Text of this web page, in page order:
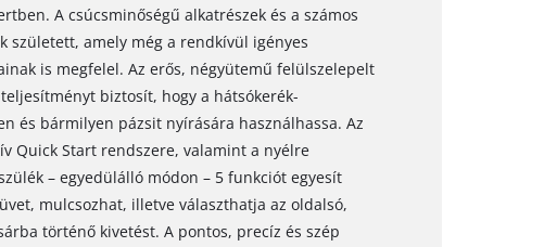
A csúcsminőségű alkatrészek és a számos
született, amely még a rendkívül igényes
is megfelel. Az erős, négyütemű felülszelepelt
biztosít, hogy a hátsókerék-
és bármilyen pázsit nyírására használhassa. Az
Quick Start rendszere, valamint a nyélre
– egyedülálló módon – 5 funkciót egyesít
mulcsozhat, illetve választhatja az oldalsó,
történő kivetést. A pontos, precíz és szép